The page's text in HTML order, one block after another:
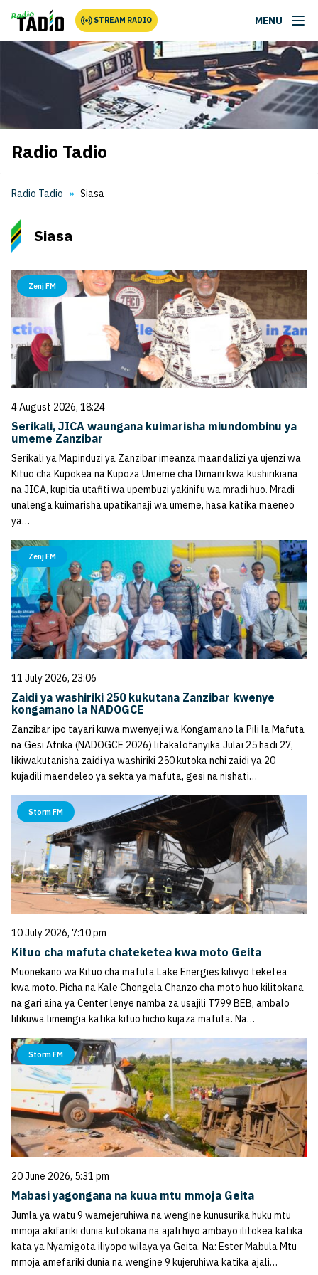
STREAM RADIO MENU
Radio Tadio
Radio Tadio Siasa
Siasa
Zenj FM
4 August 2026, 18:24
Serikali, JICA waungana kuimarisha miundombinu ya
umeme Zanzibar
Serikali ya Mapinduzi ya Zanzibar imeanza maandalizi ya ujenzi wa
Kituo cha Kupokea na Kupoza Umeme cha Dimani kwa kushirikiana
na JICA, kupitia utafiti wa upembuzi yakinifu wa mradi huo. Mradi
unalenga kuimarisha upatikanaji wa umeme, hasa katika maeneo
ya…
Zenj FM
11 July 2026, 23:06
Zaidi ya washiriki 250 kukutana Zanzibar kwenye
kongamano la NADOGCE
Zanzibar ipo tayari kuwa mwenyeji wa Kongamano la Pili la Mafuta
na Gesi Afrika (NADOGCE 2026) litakalofanyika Julai 25 hadi 27,
likiwakutanisha zaidi ya washiriki 250 kutoka nchi zaidi ya 20
kujadili maendeleo ya sekta ya mafuta, gesi na nishati…
Storm FM
10 July 2026, 7:10 pm
Kituo cha mafuta chateketea kwa moto Geita
Muonekano wa Kituo cha mafuta Lake Energies kilivyo teketea
kwa moto. Picha na Kale Chongela Chanzo cha moto huo kilitokana
na gari aina ya Center lenye namba za usajili T799 BEB, ambalo
lilikuwa limeingia katika kituo hicho kujaza mafuta. Na…
Storm FM
20 June 2026, 5:31 pm
Mabasi yagongana na kuua mtu mmoja Geita
Jumla ya watu 9 wamejeruhiwa na wengine kunusurika huku mtu
mmoja akifariki dunia kutokana na ajali hiyo ambayo ilitokea katika
kata ya Nyamigota iliyopo wilaya ya Geita. Na: Ester Mabula Mtu
mmoja amefariki dunia na wengine 9 kujeruhiwa katika ajali…